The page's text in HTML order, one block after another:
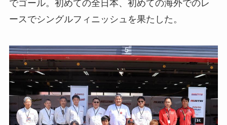
でゴール。初めての全日本、初めての海外でのレ
ースでシングルフィニッシュを果たした。